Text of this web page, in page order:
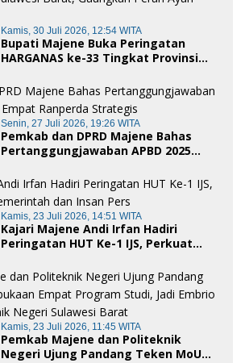
Kamis, 30 Juli 2026, 12:54 WITA
Bupati Majene Buka Peringatan
HARGANAS ke-33 Tingkat Provinsi
Ayah dalam Keluarga
Senin, 27 Juli 2026, 19:26 WITA
Pemkab dan DPRD Majene Bahas
Pertanggungjawaban APBD 2025
Kamis, 23 Juli 2026, 14:51 WITA
Kajari Majene Andi Irfan Hadiri
Peringatan HUT Ke-1 IJS, Perkuat
Kamis, 23 Juli 2026, 11:45 WITA
Pemkab Majene dan Politeknik
Negeri Ujung Pandang Teken MoU